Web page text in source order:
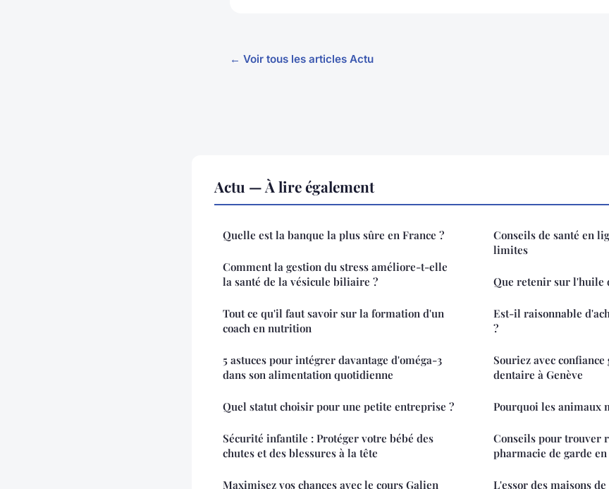
← Voir tous les articles Actu
Actu — À lire également
Quelle est la banque la plus sûre en France ?
Comment la gestion du stress améliore-t-elle
la santé de la vésicule biliaire ?
Tout ce qu'il faut savoir sur la formation d'un
coach en nutrition
5 astuces pour intégrer davantage d'oméga-3
dans son alimentation quotidienne
Quel statut choisir pour une petite entreprise ?
Sécurité infantile : Protéger votre bébé des
chutes et des blessures à la tête
Maximisez vos chances avec le cours Galien
Conseils de santé en
limites
Que retenir sur l'huile
Est-il raisonnable
?
Souriez avec
dentaire à Genève
Pourquoi les animaux
Conseils pour trouver
pharmacie de garde
L'essor des maisons